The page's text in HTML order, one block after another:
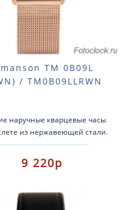
TM 0B09L
/ TM0B09LLRWN
наручные кварцевые часы
из нержавеющей стали.
часы. Тип механизма:
Корпус: нерж..
9 220р